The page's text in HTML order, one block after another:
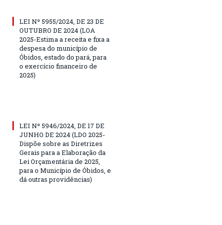
LEI Nº 5955/2024, DE 23 DE
OUTUBRO DE 2024 (LOA
2025-Estima a receita e fixa a
despesa do município de
Óbidos, estado do pará, para
o exercício financeiro de
2025)
LEI Nº 5946/2024, DE 17 DE
JUNHO DE 2024 (LDO 2025-
Dispõe sobre as Diretrizes
Gerais para a Elaboração da
Lei Orçamentária de 2025,
para o Município de Óbidos, e
dá outras providências)